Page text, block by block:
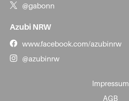
@gabonn
Azubi NRW
www.facebook.com/azubinrw
@azubinrw
Impressum
AGB